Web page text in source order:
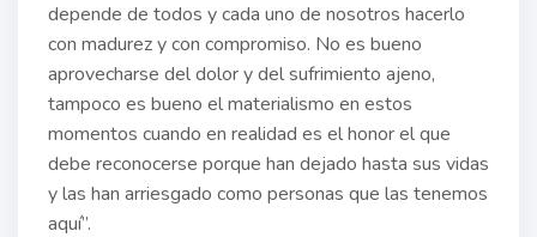
depende de todos y cada uno de nosotros hacerlo
con madurez y con compromiso. No es bueno
aprovecharse del dolor y del sufrimiento ajeno,
tampoco es bueno el materialismo en estos
momentos cuando en realidad es el honor el que
debe reconocerse porque han dejado hasta sus vidas
y las han arriesgado como personas que las tenemos
aquí”.